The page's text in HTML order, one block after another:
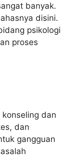
banyak.
disini.
psikologi
proses
dan
dan
gangguan